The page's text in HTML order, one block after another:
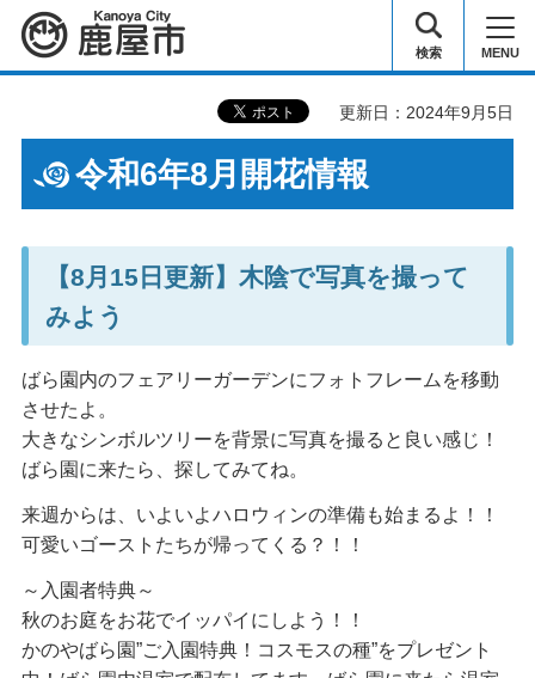
鹿屋市 検索 MENU
更新日：2024年9月5日
令和6年8月開花情報
【8月15日更新】木陰で写真を撮って
みよう
ばら園内のフェアリーガーデンにフォトフレームを移動
させたよ。
大きなシンボルツリーを背景に写真を撮ると良い感じ！
ばら園に来たら、探してみてね。
来週からは、いよいよハロウィンの準備も始まるよ！！
可愛いゴーストたちが帰ってくる？！！​​​​​
～入園者特典～
秋のお庭をお花でイッパイにしよう！​！
かのやばら園”ご入園特典！コスモスの種”をプレゼント